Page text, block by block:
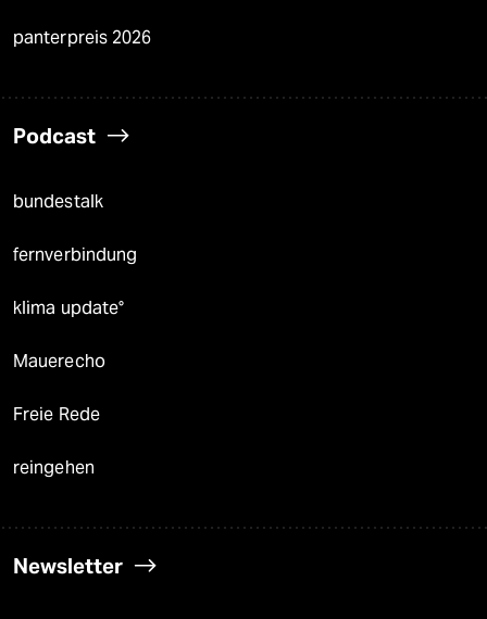
panterpreis 2026
Podcast
bundestalk
fernverbindung
klima update°
Mauerecho
Freie Rede
reingehen
Newsletter